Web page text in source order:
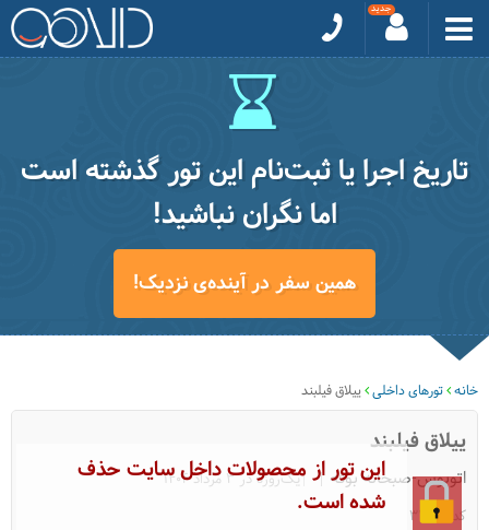
تاریخ اجرا یا ثبت‌نام این تور گذشته است
اما نگران نباشید!
همین سفر در آینده‌ی نزدیک!
خانه تورهای داخلی ییلاق فیلبند
ییلاق فیلبند
اتوبوس-صبحانه بوفه
|یک‌روزه در 3 مرداد 1404
کد: 31046
این تور از محصولات داخل سایت حذف
شده است.